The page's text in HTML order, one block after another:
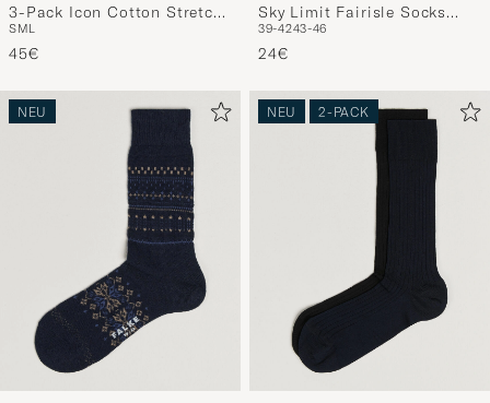
3-Pack Icon Cotton Stretch
Hip Brief White
SML
45€
Sky Limit Fairisle Socks
Beige Melange
39-4243-46
24€
NEU NEU 2-PACK